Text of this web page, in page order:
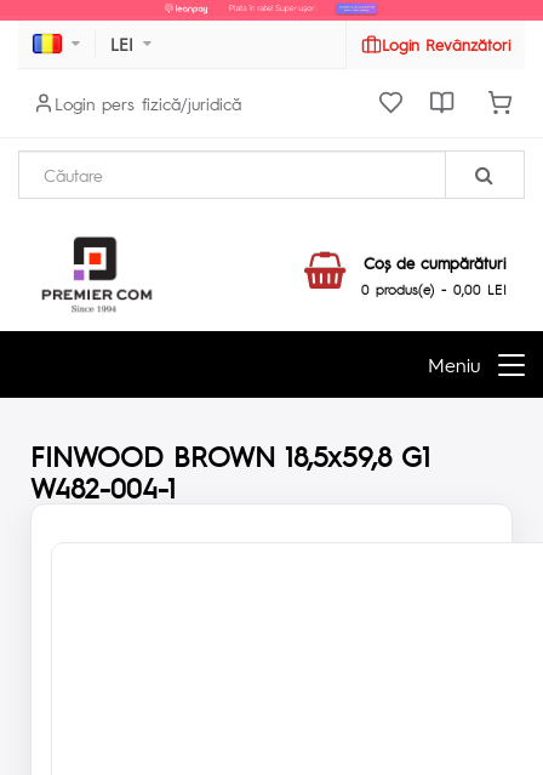
LEI Login Revânzători
Login pers fizică/juridică
Coş de cumpărături
0 produs(e) - 0,00 LEI
Meniu
FINWOOD BROWN 18,5x59,8 G1
W482-004-1